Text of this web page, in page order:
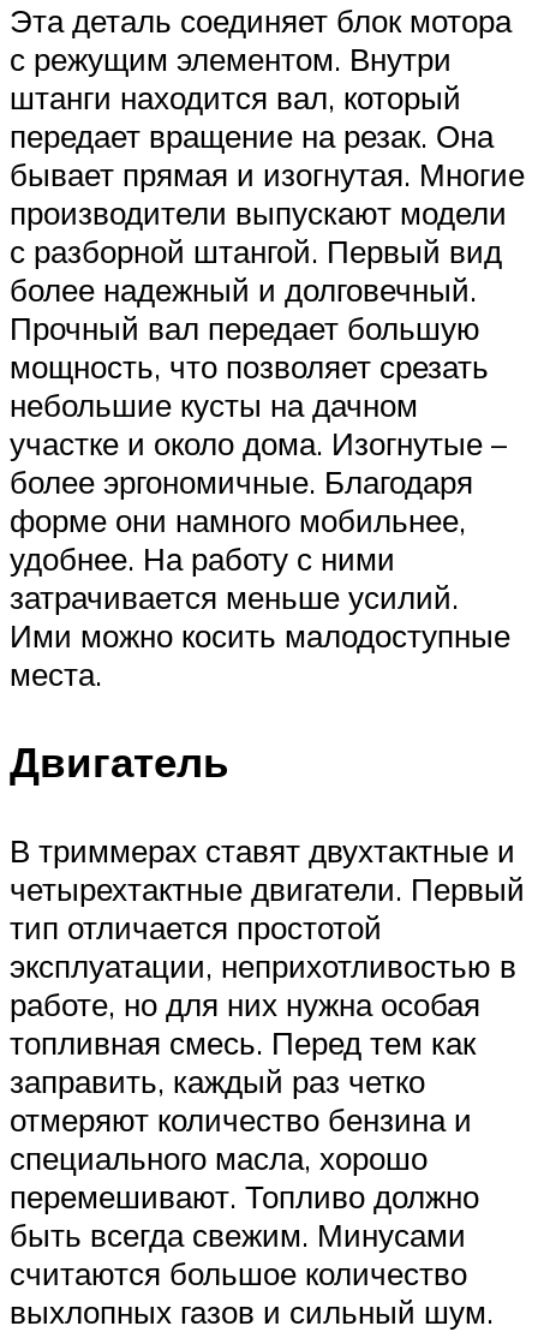
Эта деталь соединяет блок мотора
с режущим элементом. Внутри
штанги находится вал, который
передает вращение на резак. Она
бывает прямая и изогнутая. Многие
производители выпускают модели
с разборной штангой. Первый вид
более надежный и долговечный.
Прочный вал передает большую
мощность, что позволяет срезать
небольшие кусты на дачном
участке и около дома. Изогнутые –
более эргономичные. Благодаря
форме они намного мобильнее,
удобнее. На работу с ними
затрачивается меньше усилий.
Ими можно косить малодоступные
места.
Двигатель
В триммерах ставят двухтактные и
четырехтактные двигатели. Первый
тип отличается простотой
эксплуатации, неприхотливостью в
работе, но для них нужна особая
топливная смесь. Перед тем как
заправить, каждый раз четко
отмеряют количество бензина и
специального масла, хорошо
перемешивают. Топливо должно
быть всегда свежим. Минусами
считаются большое количество
выхлопных газов и сильный шум.